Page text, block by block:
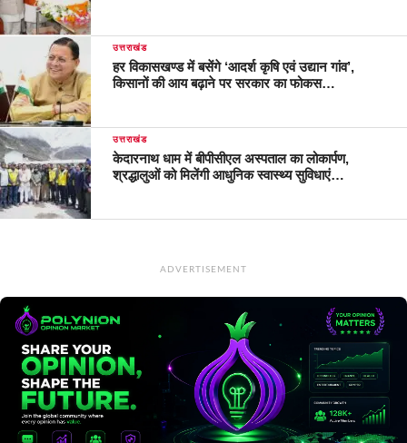
उत्तराखंड
हर विकासखण्ड में बसेंगे ‘आदर्श कृषि एवं उद्यान गांव’,
किसानों की आय बढ़ाने पर सरकार का फोकस…
उत्तराखंड
केदारनाथ धाम में बीपीसीएल अस्पताल का लोकार्पण,
श्रद्धालुओं को मिलेंगी आधुनिक स्वास्थ्य सुविधाएं…
ADVERTISEMENT